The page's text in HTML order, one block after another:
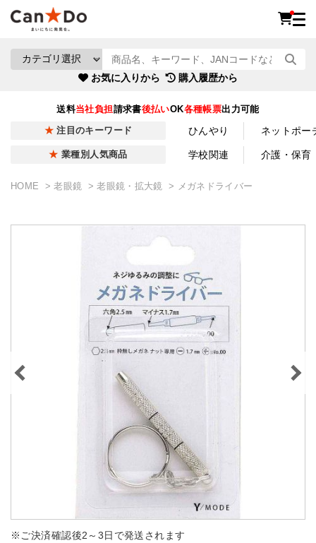
お気に入りから 購入履歴から
送料当社負担請求書後払いOK各種帳票出力可能
注目のキーワード ひんやり ネットポー
業種別人気商品 学校関連 介護・保育
HOME 老眼鏡 老眼鏡・拡大鏡 メガネドライバー
※ご決済確認後2～3日で発送されます